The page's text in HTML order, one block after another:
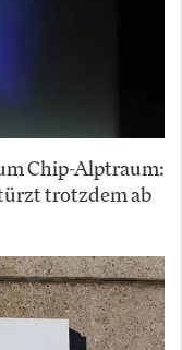
Chip-Alptraum:
trotzdem ab